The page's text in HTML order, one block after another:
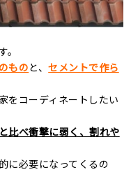
ものと、セメントで作ら
をコーディネートしたい
比べ衝撃に弱く、割れや
に必要になってくるの